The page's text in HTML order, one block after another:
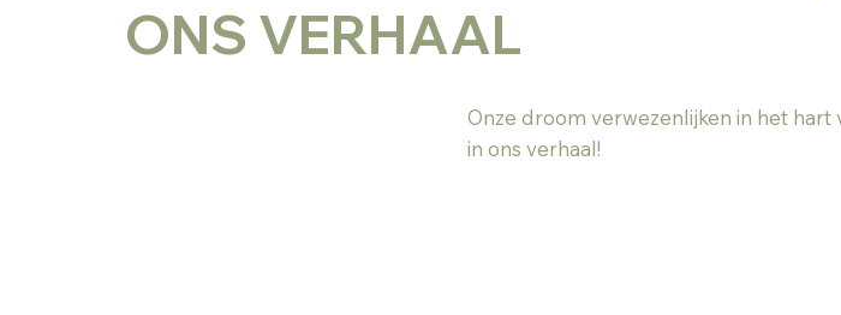
ONS VERHAAL
Onze droom verwezenlijken in het hart
in ons verhaal!